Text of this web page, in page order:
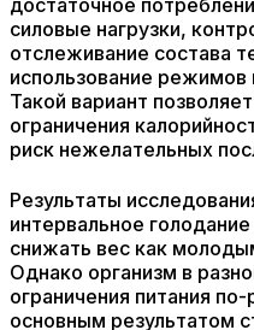
достаточное
силовые нагрузки,
отслеживание состава
использование режимов
Такой вариант
ограничения
риск нежелательных
Результаты
интервальное
снижать вес как
Однако организм в
ограничения питания
основным результатом